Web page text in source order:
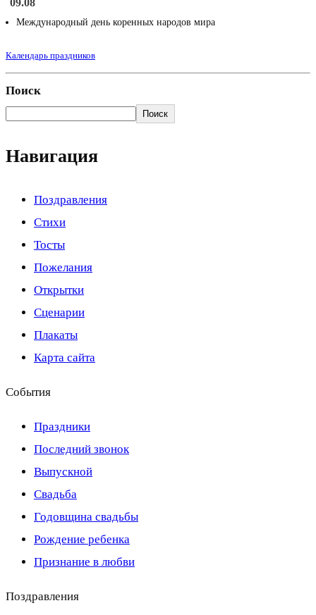
09.08
Международный день коренных народов мира
Календарь праздников
Поиск
Поиск
Навигация
Поздравления
Стихи
Тосты
Пожелания
Открытки
Сценарии
Плакаты
Карта сайта
События
Праздники
Последний звонок
Выпускной
Свадьба
Годовщина свадьбы
Рождение ребенка
Признание в любви
Поздравления